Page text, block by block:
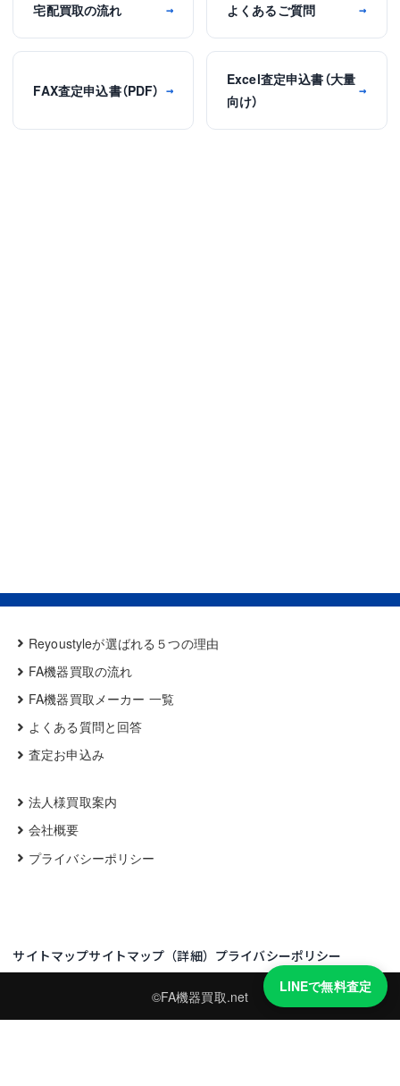
宅配買取の流れ → よくあるご質問 →
FAX査定申込書（PDF） →
Excel査定申込書（大量
向け）
→
Reyoustyleが選ばれる５つの理由
FA機器買取の流れ
FA機器買取メーカー 一覧
よくある質問と回答
査定お申込み
法人様買取案内
会社概要
プライバシーポリシー
サイトマップサイトマップ（詳細） プライバシーポリシー
©FA機器買取.net
LINEで無料査定